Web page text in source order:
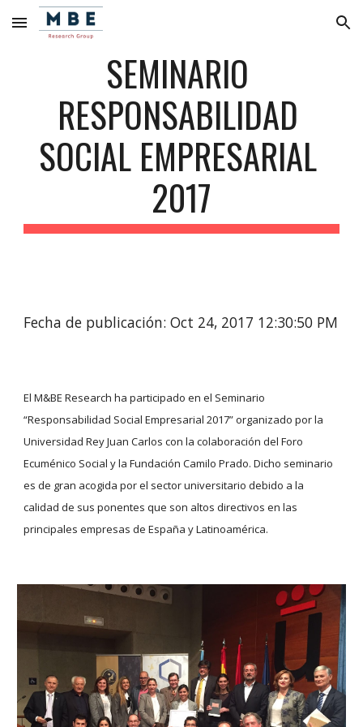
Skip to main content Skip to navigation
SEMINARIO
RESPONSABILIDAD
SOCIAL EMPRESARIAL
2017
Fecha de publicación: Oct 24, 2017 12:30:50 PM
El M&BE Research ha participado en el Seminario
“Responsabilidad Social Empresarial 2017” organizado por la
Universidad Rey Juan Carlos con la colaboración del Foro
Ecuménico Social y la Fundación Camilo Prado. Dicho seminario
es de gran acogida por el sector universitario debido a la
calidad de sus ponentes que son altos directivos en las
principales empresas de España y Latinoamérica.